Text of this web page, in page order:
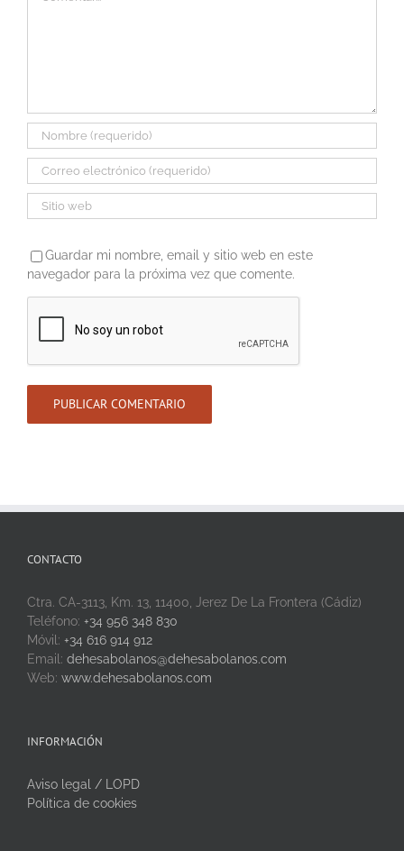
Guardar mi nombre, email y sitio web en este
navegador para la próxima vez que comente.
CONTACTO
Ctra. CA-3113, Km. 13, 11400, Jerez De La Frontera (Cádiz)
Teléfono: +34 956 348 830
Móvil: +34 616 914 912
Email: dehesabolanos@dehesabolanos.com
Web: www.dehesabolanos.com
INFORMACIÓN
Aviso legal / LOPD
Política de cookies